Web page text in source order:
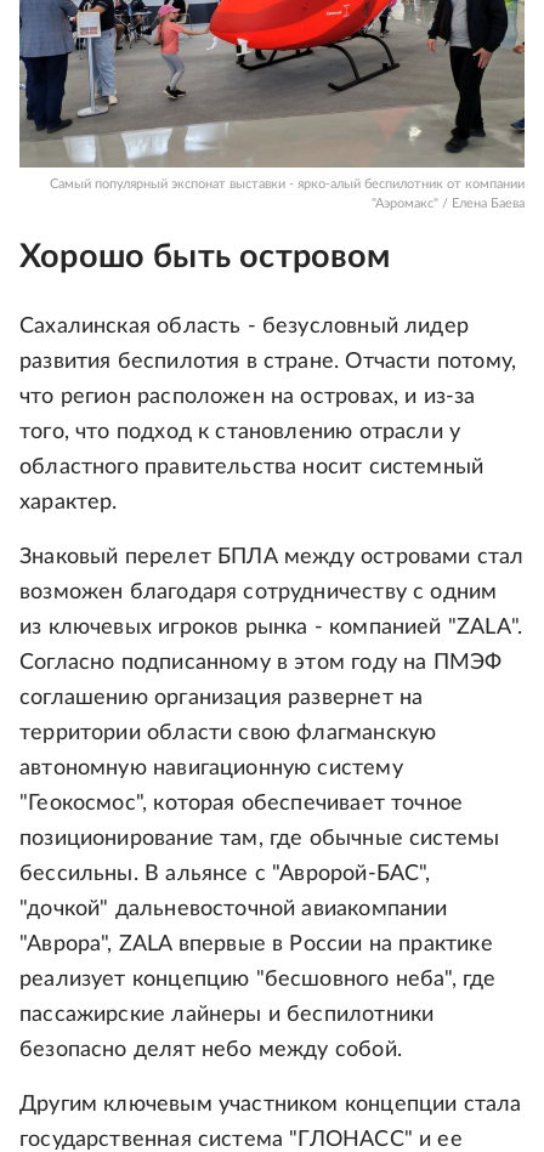
Самый популярный экспонат выставки - ярко-алый беспилотник от компании
"Аэромакс" / Елена Баева
Хорошо быть островом
Сахалинская область - безусловный лидер
развития беспилотия в стране. Отчасти потому,
что регион расположен на островах, и из-за
того, что подход к становлению отрасли у
областного правительства носит системный
характер.
Знаковый перелет БПЛА между островами стал
возможен благодаря сотрудничеству с одним
из ключевых игроков рынка - компанией "ZALA".
Согласно подписанному в этом году на ПМЭФ
соглашению организация развернет на
территории области свою флагманскую
автономную навигационную систему
"Геокосмос", которая обеспечивает точное
позиционирование там, где обычные системы
бессильны. В альянсе с "Авророй-БАС",
"дочкой" дальневосточной авиакомпании
"Аврора", ZALA впервые в России на практике
реализует концепцию "бесшовного неба", где
пассажирские лайнеры и беспилотники
безопасно делят небо между собой.
Другим ключевым участником концепции стала
государственная система "ГЛОНАСС" и ее